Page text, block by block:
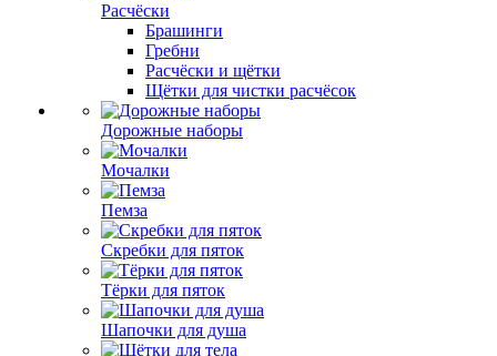
Расчёски
Брашинги
Гребни
Расчёски и щётки
Щётки для чистки расчёсок
Дорожные наборы
Мочалки
Пемза
Скребки для пяток
Тёрки для пяток
Шапочки для душа